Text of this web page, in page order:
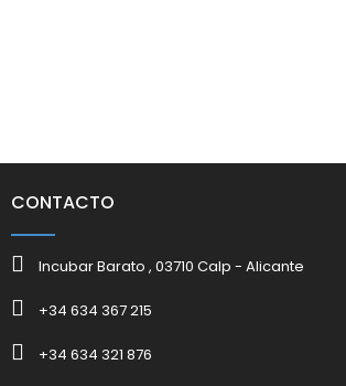
CONTACTO
Incubar Barato , 03710 Calp - Alicante
+34 634 367 215
+34 634 321 876